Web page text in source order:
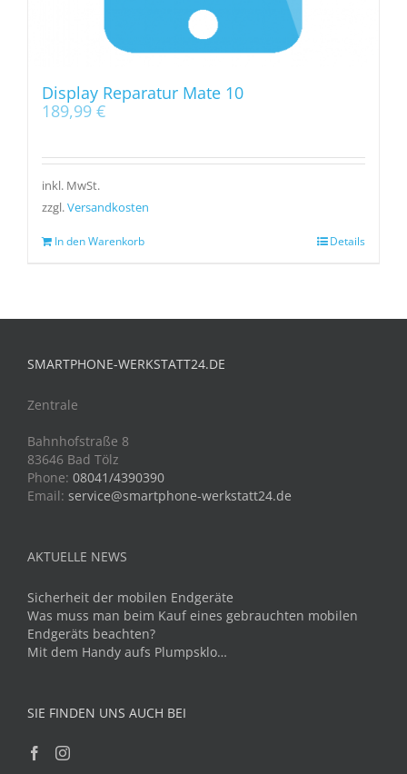
Display Reparatur Mate 10
189,99 €
inkl. MwSt.
zzgl.Versandkosten
In den Warenkorb Details
SMARTPHONE-WERKSTATT24.DE
Zentrale
Bahnhofstraße 8
83646 Bad Tölz
Phone: 08041/4390390
Email: service@smartphone-werkstatt24.de
AKTUELLE NEWS
Sicherheit der mobilen Endgeräte
Was muss man beim Kauf eines gebrauchten mobilen
Endgeräts beachten?
Mit dem Handy aufs Plumpsklo…
SIE FINDEN UNS AUCH BEI